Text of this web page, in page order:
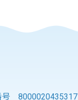
号 8000020435317